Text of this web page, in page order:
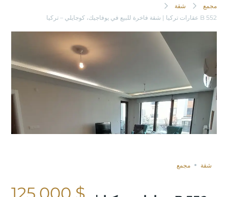
مجمع شقة
B 552 عقارات تركيا | شقة فاخرة للبيع في يوفاجيك، كوجايلي – تركيا
شقة مجمع
$ 125,000